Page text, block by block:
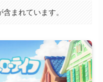
まれています。